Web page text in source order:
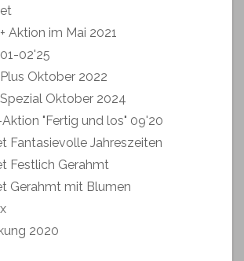
Aktion im Mai 2021
02'25
Oktober 2022
Oktober 2024
"Fertig und los" 09'20
Fantasievolle Jahreszeiten
Festlich Gerahmt
Gerahmt mit Blumen
2020